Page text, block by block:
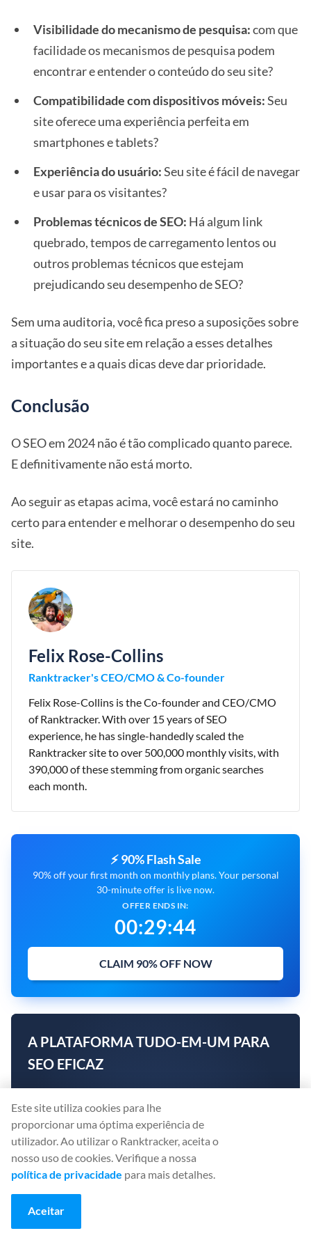
Visibilidade do mecanismo de pesquisa:com que
facilidade os mecanismos de pesquisa podem
encontrar e entender o conteúdo do seu site?
Compatibilidade com dispositivos móveis:Seu
site oferece uma experiência perfeita em
smartphones e tablets?
Experiência do usuário:Seu site é fácil de navegar
e usar para os visitantes?
Problemas técnicos de SEO: Há algum link
quebrado, tempos de carregamento lentos ou
outros problemas técnicos que estejam
prejudicando seu desempenho de SEO?
Sem uma auditoria, você fica preso a suposições sobre
a situação do seu site em relação a esses detalhes
importantes e a quais dicas deve dar prioridade.
Conclusão
O SEO em 2024 não é tão complicado quanto parece.
E definitivamente não está morto.
Ao seguir as etapas acima, você estará no caminho
certo para entender e melhorar o desempenho do seu
site.
Felix Rose-Collins
Ranktracker's CEO/CMO & Co-founder
Felix Rose-Collins is the Co-founder and CEO/CMO
of Ranktracker. With over 15 years of SEO
experience, he has single-handedly scaled the
Ranktracker site to over 500,000 monthly visits, with
390,000 of these stemming from organic searches
each month.
⚡ 90% Flash Sale
90% off your first month on monthly plans. Your personal
30-minute offer is live now.
OFFER ENDS IN:
00:29:43
CLAIM 90% OFF NOW
A PLATAFORMA TUDO-EM-UM PARA
SEO EFICAZ
Keyword Finder
SERP Checker
Backlink Checker
Backlink Monitor
Website Audit
AI Article Writer
Este site utiliza cookies para lhe
proporcionar uma óptima experiência de
utilizador. Ao utilizar o Ranktracker, aceita o
nosso uso de cookies. Verifique a nossa
política de privacidade para mais detalhes.
Aceitar